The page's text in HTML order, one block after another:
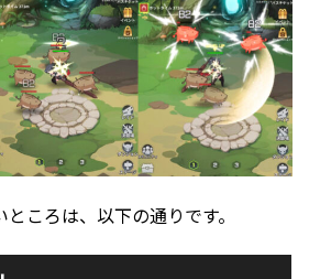
ころは、以下の通りです。